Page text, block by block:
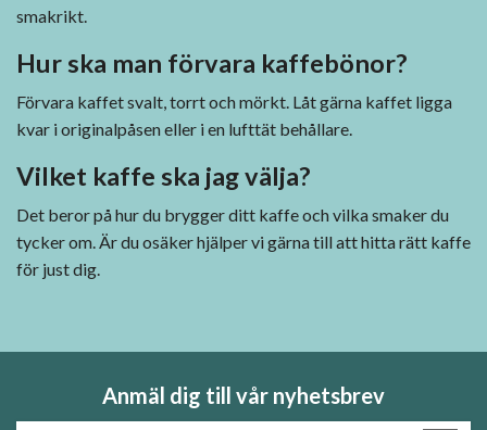
smakrikt.
Hur ska man förvara kaffebönor?
Förvara kaffet svalt, torrt och mörkt. Låt gärna kaffet ligga
kvar i originalpåsen eller i en lufttät behållare.
Vilket kaffe ska jag välja?
Det beror på hur du brygger ditt kaffe och vilka smaker du
tycker om. Är du osäker hjälper vi gärna till att hitta rätt kaffe
för just dig.
Anmäl dig till vår nyhetsbrev